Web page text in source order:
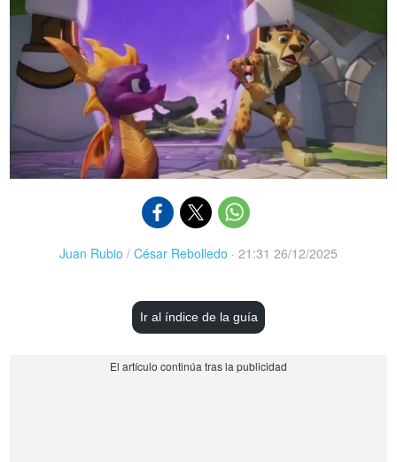
Juan Rubio / César Rebolledo · 21:31 26/12/2025
Ir al índice de la guía